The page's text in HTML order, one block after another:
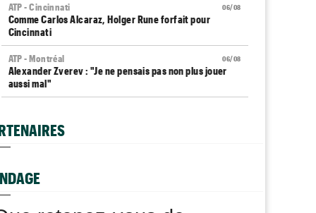
06/08
ATP - Cincinnati
Comme Carlos Alcaraz, Holger Rune forfait pour
Cincinnati
06/08
ATP - Montréal
Alexander Zverev : "Je ne pensais pas non plus jouer
aussi mal"
mais..."
Auger-Aliassime, forfait : "Une douleur au niveau du
dos"